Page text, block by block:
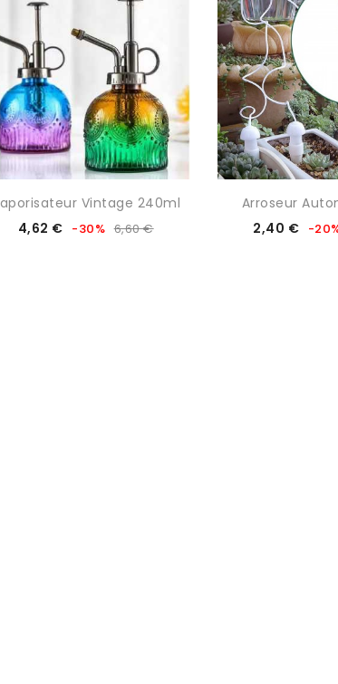
Vintage 240ml
Prix
4,62 € Prix
-30% 6,60 €
Arroseur
2,40 € Prix
-